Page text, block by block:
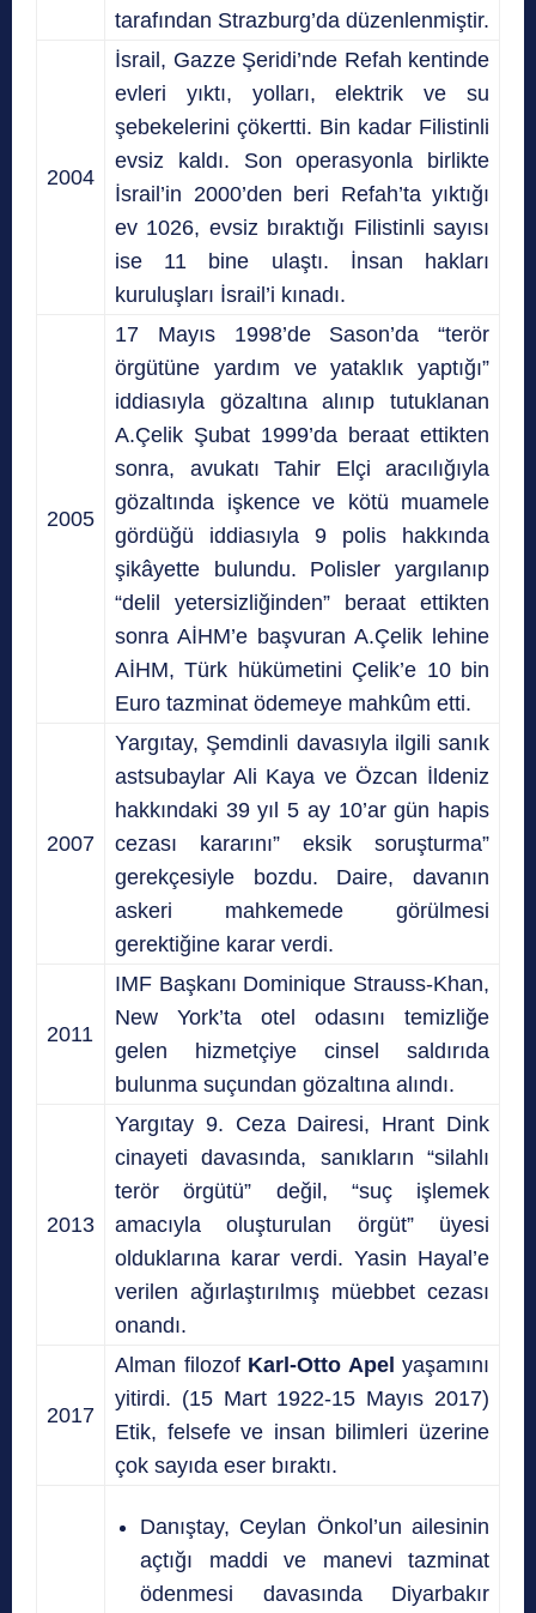
tarafından Strazburg’da düzenlenmiştir.
2004
İsrail, Gazze Şeridi’nde Refah kentinde
evleri yıktı, yolları, elektrik ve su
şebekelerini çökertti. Bin kadar Filistinli
evsiz kaldı. Son operasyonla birlikte
İsrail’in 2000’den beri Refah’ta yıktığı
ev 1026, evsiz bıraktığı Filistinli sayısı
ise 11 bine ulaştı. İnsan hakları
kuruluşları İsrail’i kınadı.
2005
17 Mayıs 1998’de Sason’da “terör
örgütüne yardım ve yataklık yaptığı”
iddiasıyla gözaltına alınıp tutuklanan
A.Çelik Şubat 1999’da beraat ettikten
sonra, avukatı Tahir Elçi aracılığıyla
gözaltında işkence ve kötü muamele
gördüğü iddiasıyla 9 polis hakkında
şikâyette bulundu. Polisler yargılanıp
“delil yetersizliğinden” beraat ettikten
sonra AİHM’e başvuran A.Çelik lehine
AİHM, Türk hükümetini Çelik’e 10 bin
Euro tazminat ödemeye mahkûm etti.
2007
Yargıtay, Şemdinli davasıyla ilgili sanık
astsubaylar Ali Kaya ve Özcan İldeniz
hakkındaki 39 yıl 5 ay 10’ar gün hapis
cezası kararını” eksik soruşturma”
gerekçesiyle bozdu. Daire, davanın
askeri mahkemede görülmesi
gerektiğine karar verdi.
2011
IMF Başkanı Dominique Strauss-Khan,
New York’ta otel odasını temizliğe
gelen hizmetçiye cinsel saldırıda
bulunma suçundan gözaltına alındı.
2013
Yargıtay 9. Ceza Dairesi, Hrant Dink
cinayeti davasında, sanıkların “silahlı
terör örgütü” değil, “suç işlemek
amacıyla oluşturulan örgüt” üyesi
olduklarına karar verdi. Yasin Hayal’e
verilen ağırlaştırılmış müebbet cezası
onandı.
2017
Alman filozof Karl-Otto Apel yaşamını
yitirdi. (15 Mart 1922-15 Mayıs 2017)
Etik, felsefe ve insan bilimleri üzerine
çok sayıda eser bıraktı.
Danıştay, Ceylan Önkol’un ailesinin
açtığı maddi ve manevi tazminat
ödenmesi davasında Diyarbakır